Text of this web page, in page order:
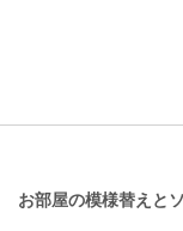
お部屋の模様替えと